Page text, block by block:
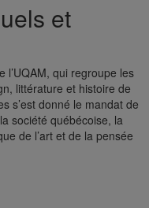
et
l’UQAM, qui regroupe les
littérature et histoire de
s’est donné le mandat de
société québécoise, la
de l’art et de la pensée